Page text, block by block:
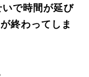
で時間が延び
終わってしま